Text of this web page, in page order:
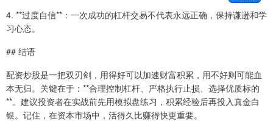
4. **过度自信**：一次成功的杠杆交易不代表永远正确，保持谦逊和学
习心态。
## 结语
配资炒股是一把双刃剑，用得好可以加速财富积累，用不好则可能血
本无归。关键在于：**合理控制杠杆、严格执行止损、选择优质标的
**。建议投资者在实战前先用模拟盘练习，积累经验后再投入真金白
银。记住，在资本市场中，活得久比赚得快更重要。